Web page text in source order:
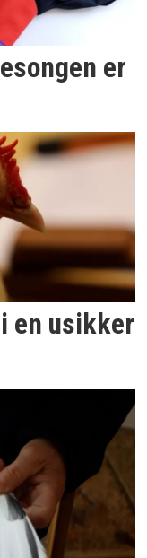
er
en usikker